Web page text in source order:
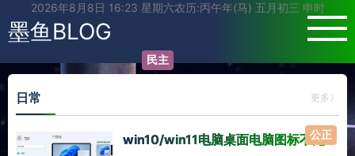
2026年8月8日 16:23 星期六农历:丙午年(马) 五月初三 申时
墨鱼BLOG
日常 更多》
win10/win11电脑桌面电脑图标不见了找回技巧
民主
公正